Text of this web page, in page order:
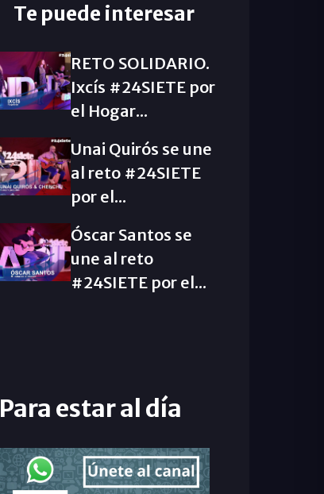
Te puede interesar
RETO SOLIDARIO.
Ixcís #24SIETE por
el Hogar...
Unai Quirós se une
al reto #24SIETE
por el...
Óscar Santos se
une al reto
#24SIETE por el...
Para estar al día